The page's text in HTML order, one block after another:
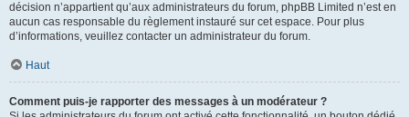
décision n’appartient qu’aux administrateurs du forum, phpBB Limited n’est en
aucun cas responsable du règlement instauré sur cet espace. Pour plus
d’informations, veuillez contacter un administrateur du forum.
Haut
Comment puis-je rapporter des messages à un modérateur ?